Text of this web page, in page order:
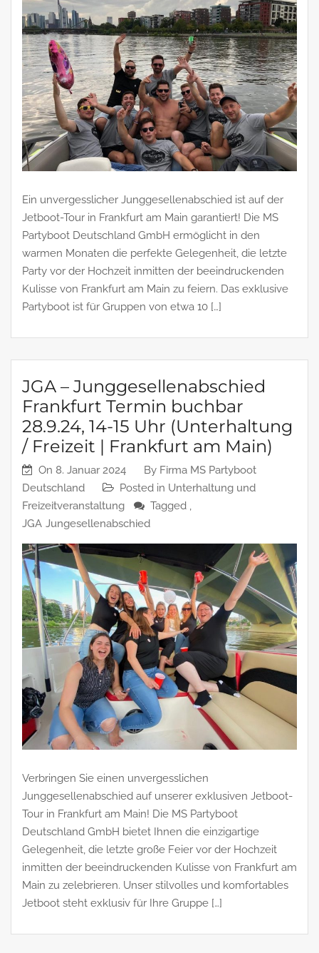
Ein unvergesslicher Junggesellenabschied ist auf der
Jetboot-Tour in Frankfurt am Main garantiert! Die MS
Partyboot Deutschland GmbH ermöglicht in den
warmen Monaten die perfekte Gelegenheit, die letzte
Party vor der Hochzeit inmitten der beeindruckenden
Kulisse von Frankfurt am Main zu feiern. Das exklusive
Partyboot ist für Gruppen von etwa 10 […]
JGA – Junggesellenabschied
Frankfurt Termin buchbar
28.9.24, 14-15 Uhr (Unterhaltung
/ Freizeit | Frankfurt am Main)
On 8. Januar 2024 By Firma MS Partyboot
Deutschland
Posted in Unterhaltung und
Freizeitveranstaltung
Tagged ,
JGA Jungesellenabschied
Verbringen Sie einen unvergesslichen
Junggesellenabschied auf unserer exklusiven Jetboot-
Tour in Frankfurt am Main! Die MS Partyboot
Deutschland GmbH bietet Ihnen die einzigartige
Gelegenheit, die letzte große Feier vor der Hochzeit
inmitten der beeindruckenden Kulisse von Frankfurt am
Main zu zelebrieren. Unser stilvolles und komfortables
Jetboot steht exklusiv für Ihre Gruppe […]